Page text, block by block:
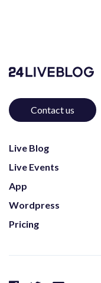
Contact us
Live Blog
Live Events
App
Wordpress
Pricing